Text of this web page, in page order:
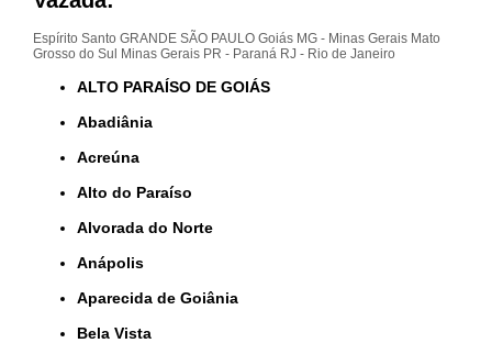
Espírito Santo GRANDE SÃO PAULO Goiás MG - Minas Gerais Mato
Grosso do Sul
Minas Gerais PR - Paraná RJ - Rio de Janeiro
ALTO PARAÍSO DE GOIÁS
Abadiânia
Acreúna
Alto do Paraíso
Alvorada do Norte
Anápolis
Aparecida de Goiânia
Bela Vista